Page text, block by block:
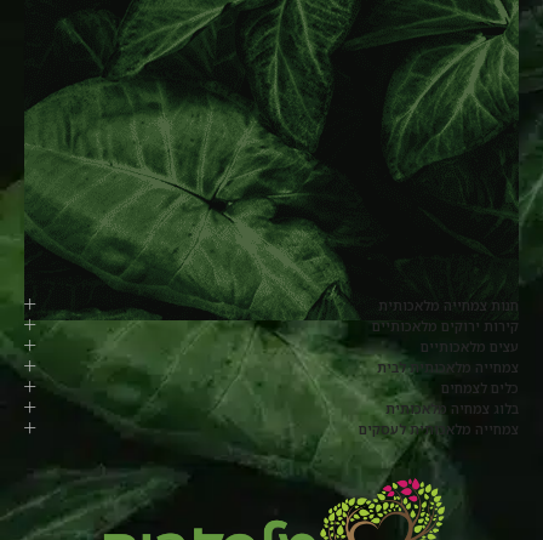
חנות צמחייה מלאכותית
קירות ירוקים מלאכותיים
עצים מלאכותיים
צמחייה מלאכותית לבית
כלים לצמחים
בלוג צמחיה מלאכותית
צמחייה מלאכותית לעסקים